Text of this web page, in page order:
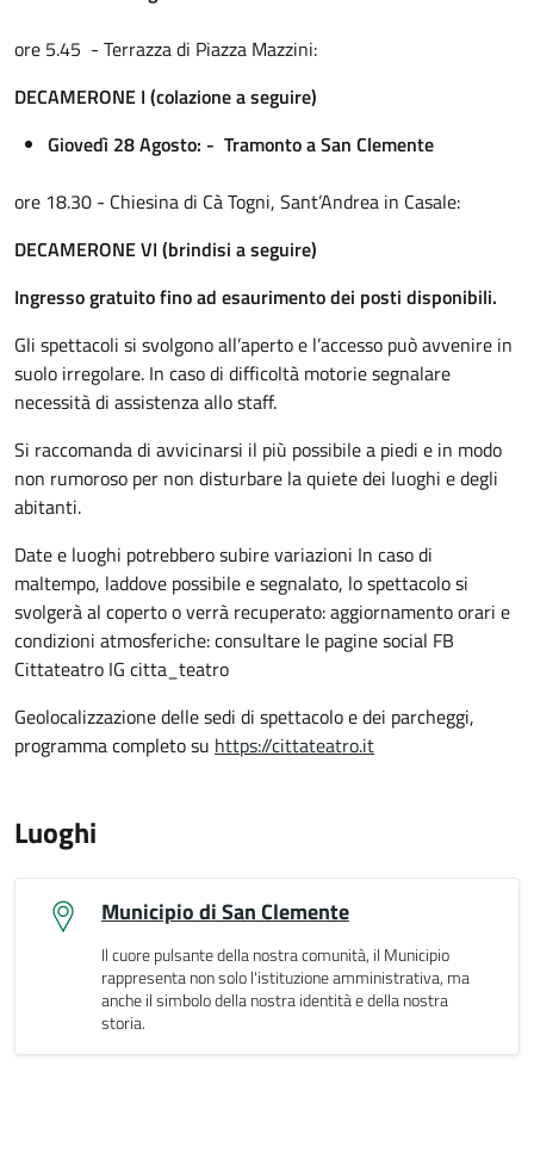
ore 5.45 - Terrazza di Piazza Mazzini:
DECAMERONE I (colazione a seguire)
Giovedì 28 Agosto: - Tramonto a San Clemente
ore 18.30 - Chiesina di Cà Togni, Sant’Andrea in Casale:
DECAMERONE VI (brindisi a seguire)
Ingresso gratuito fino ad esaurimento dei posti disponibili.
Gli spettacoli si svolgono all’aperto e l’accesso può avvenire in
suolo irregolare. In caso di difficoltà motorie segnalare
necessità di assistenza allo staff.
Si raccomanda di avvicinarsi il più possibile a piedi e in modo
non rumoroso per non disturbare la quiete dei luoghi e degli
abitanti.
Date e luoghi potrebbero subire variazioni In caso di
maltempo, laddove possibile e segnalato, lo spettacolo si
svolgerà al coperto o verrà recuperato: aggiornamento orari e
condizioni atmosferiche: consultare le pagine social FB
Cittateatro IG citta_teatro
Geolocalizzazione delle sedi di spettacolo e dei parcheggi,
programma completo su https://cittateatro.it
Luoghi
Municipio di San Clemente
Il cuore pulsante della nostra comunità, il Municipio
rappresenta non solo l'istituzione amministrativa, ma
anche il simbolo della nostra identità e della nostra
storia.